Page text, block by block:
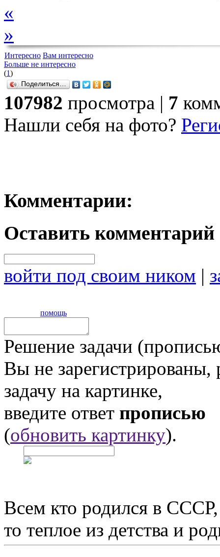
«
»
Интересно Вам интересно
Больше не интересно
(1)
Поделиться…
107982 просмотра | 7
Нашли себя на фото?
Комментарии:
Оставить комментарий
войти под своим ником |
помощь
Решение задачи
Вы не
задачу на картинке,
введите ответ прописью
(обновить картинку).
Всем кто родился в
то теплое из детства и